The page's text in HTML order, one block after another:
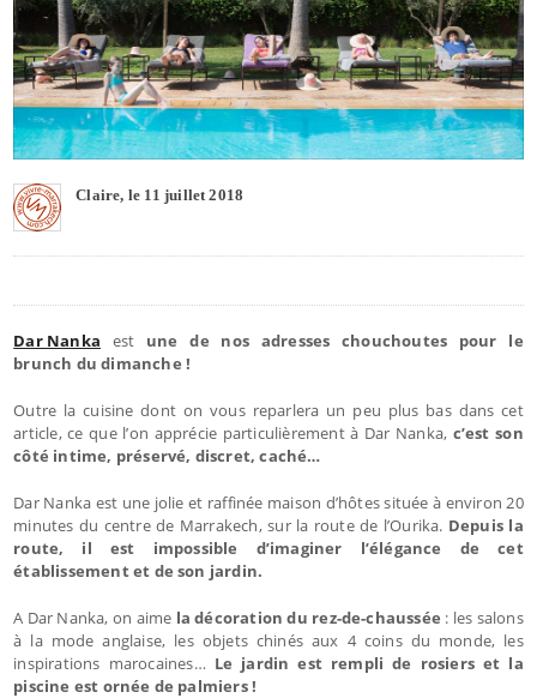
Claire, le 11 juillet 2018
Dar Nanka est une de nos adresses chouchoutes pour le
brunch du dimanche !
Outre la cuisine dont on vous reparlera un peu plus bas dans cet
article, ce que l’on apprécie particulièrement à Dar Nanka, c’est son
côté intime, préservé, discret, caché…
Dar Nanka est une jolie et raffinée maison d’hôtes située à environ 20
minutes du centre de Marrakech, sur la route de l’Ourika. Depuis la
route, il est impossible d’imaginer l’élégance de cet
établissement et de son jardin.
A Dar Nanka, on aime la décoration du rez-de-chaussée : les salons
à la mode anglaise, les objets chinés aux 4 coins du monde, les
inspirations marocaines… Le jardin est rempli de rosiers et la
piscine est ornée de palmiers !